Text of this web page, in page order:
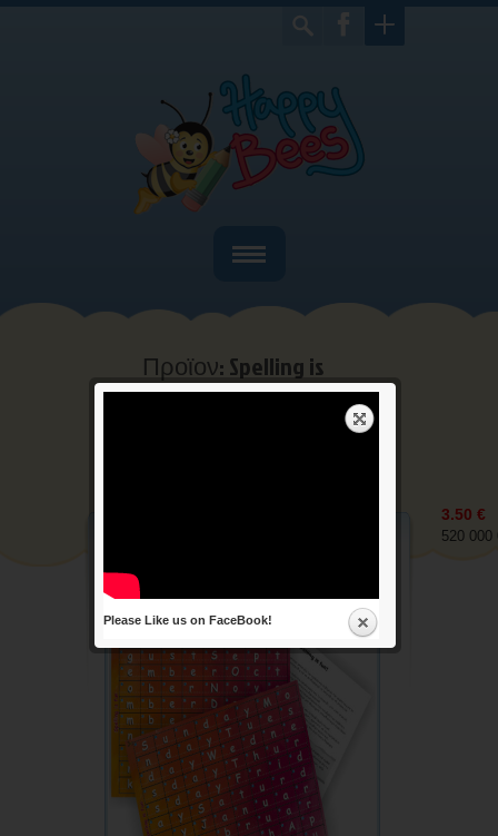
Home
Ποιοί είμαστε
Bιβλία
Επικοινωνία
Προϊον: Spelling is
fun
3.50 €
520 000
Please Like us on FaceBook!